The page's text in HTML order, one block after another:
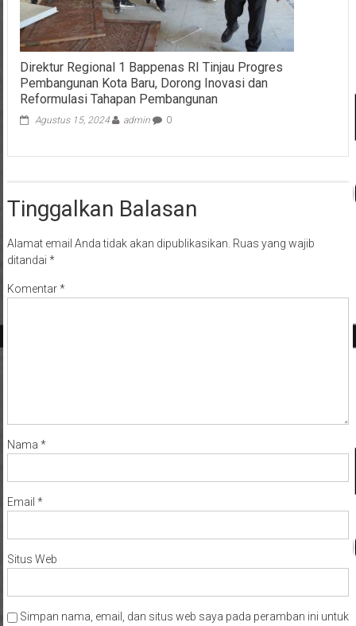
Direktur Regional 1 Bappenas RI Tinjau Progres
Pembangunan Kota Baru, Dorong Inovasi dan
Reformulasi Tahapan Pembangunan
Agustus 15, 2024 admin 0
Tinggalkan Balasan
Alamat email Anda tidak akan dipublikasikan. Ruas yang wajib
ditandai *
Komentar*
Nama *
Email *
Situs Web
Simpan nama, email, dan situs web saya pada peramban ini untuk